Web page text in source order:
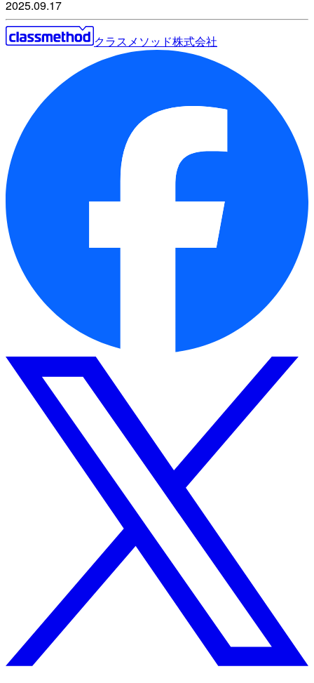
2025.09.17
クラスメソッド株式会社